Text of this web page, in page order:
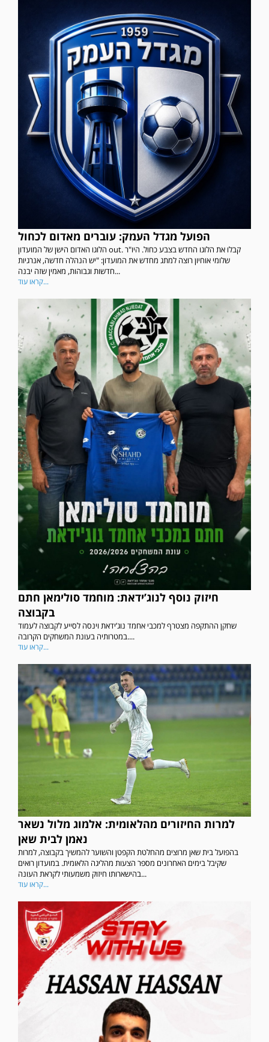
הפועל מגדל העמק: עוברים מאדום לכחול
הלוגו האדום הישן של המועדון out. קבלו את הלוגו החדש בצבע כחול. היו"ר
שלומי אוחיון רוצה למתג מחדש את המועדון: "יש הנהלה חדשה, אנרגיות
חדשות וגבוהות, מאמין שזה יבנה...
קראו עוד...
חיזוק נוסף לנוג’ידאת: מוחמד סולימאן חתם
בקבוצה
שחקן ההתקפה מצטרף למכבי אחמד נוג’ידאת וינסה לסייע לקבוצה לעמוד
במטרותיה בעונת המשחקים הקרובה....
קראו עוד...
למרות החיזורים מהלאומית: אלמוג מלול נשאר
נאמן לבית שאן
בהפועל בית שאן מרוצים מהחלטת הקפטן והשוער להמשיך בקבוצה, למרות
שקיבל בימים האחרונים מספר הצעות מהליגה הלאומית. במועדון רואים
בהישארותו חיזוק משמעותי לקראת העונה...
קראו עוד...